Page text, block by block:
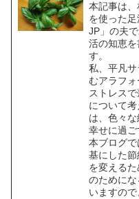
本記事は
を使った
JP」の夫
活の知恵
す。
私、平凡
むアラフ
ストレス
について
は、色々な
幸せに過ご
本ブログ
基にした
を変える
のために
いますので